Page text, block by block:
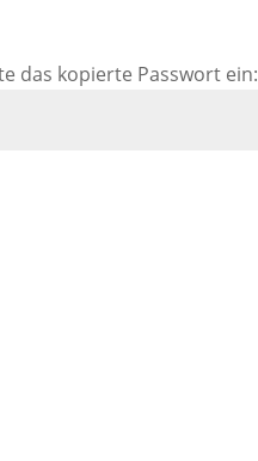
das kopierte Passwort ein: